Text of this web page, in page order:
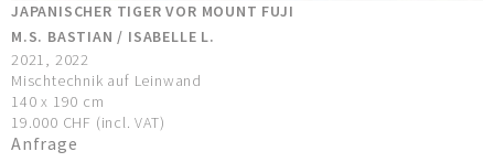
JAPANISCHER TIGER VOR MOUNT FUJI
M.S. BASTIAN / ISABELLE L.
2021, 2022
Mischtechnik auf Leinwand
140 x 190 cm
19.000 CHF (incl. VAT)
Anfrage